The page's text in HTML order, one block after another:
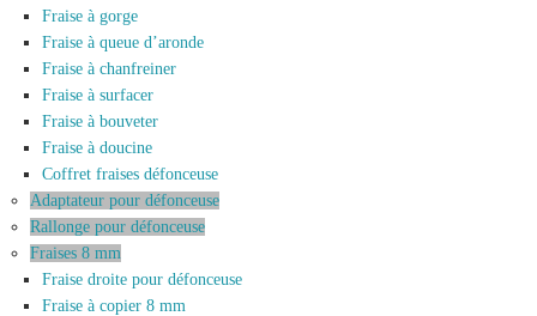
Fraise à gorge
Fraise à queue d’aronde
Fraise à chanfreiner
Fraise à surfacer
Fraise à bouveter
Fraise à doucine
Coffret fraises défonceuse
Adaptateur pour défonceuse
Rallonge pour défonceuse
Fraises 8 mm
Fraise droite pour défonceuse
Fraise à copier 8 mm